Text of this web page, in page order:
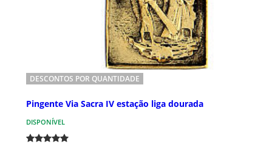
DESCONTOS POR QUANTIDADE
Pingente Via Sacra IV estação liga dourada
DISPONÍVEL